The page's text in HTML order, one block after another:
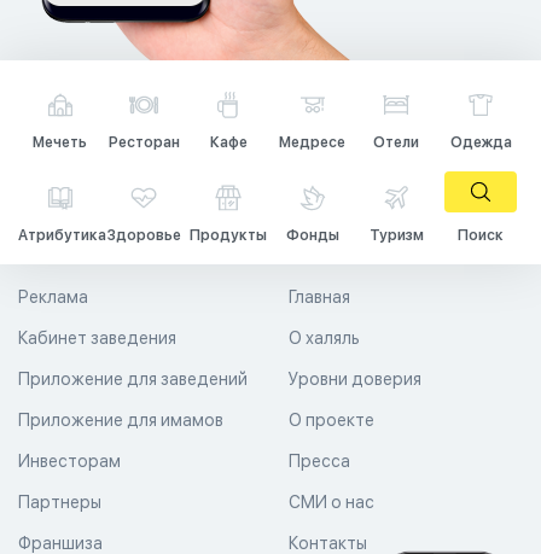
Мечеть Ресторан Кафе Медресе Отели Одежда
АтрибутикаЗдоровье Продукты Фонды Туризм Поиск
Главная
О халяль
Уровни доверия
Реклама
Кабинет заведения
Приложение для заведений
Приложение для имамов О проекте
Пресса
СМИ о нас
Контакты
Инвесторам
Партнеры
Франшиза